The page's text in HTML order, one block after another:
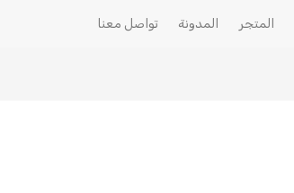
المتجر المدونة تواصل معنا